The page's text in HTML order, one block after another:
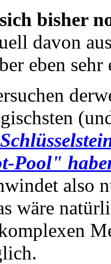
bisher
davon
eben
Pool"
also
wäre